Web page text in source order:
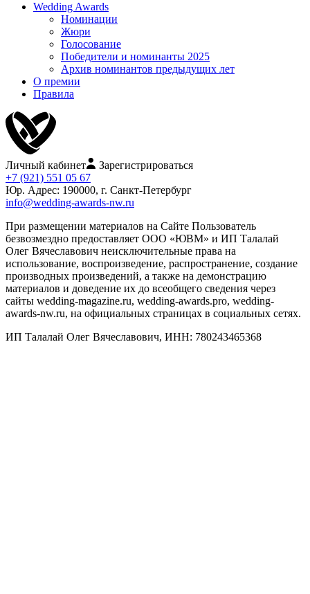
Wedding Awards
Номинации
Жюри
Голосование
Победители и номинанты 2025
Архив номинантов предыдущих лет
О премии
Правила
Личный кабинет
Зарегистрироваться
+7 (921) 551 05 67
Юр. Адрес: 190000, г. Санкт-Петербург
info@wedding-awards-nw.ru
При размещении материалов на Сайте Пользователь
безвозмездно предоставляет ООО «ЮВМ» и ИП Талалай
Олег Вячеславович неисключительные права на
использование, воспроизведение, распространение, создание
производных произведений, а также на демонстрацию
материалов и доведение их до всеобщего сведения через
сайты wedding-magazine.ru, wedding-awards.pro, wedding-
awards-nw.ru, на официальных страницах в социальных сетях.
ИП Талалай Олег Вячеславович, ИНН: 780243465368